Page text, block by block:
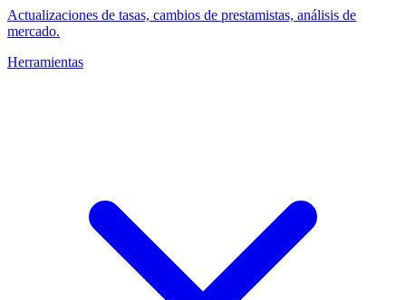
Actualizaciones de tasas, cambios de prestamistas, análisis de
mercado.
Herramientas